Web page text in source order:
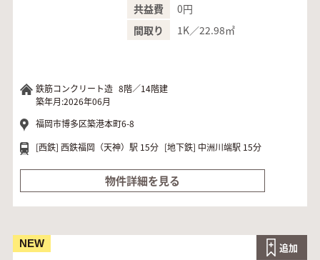
共益費
0円
間取り
1K／22.98㎡
鉄筋コンクリート造 8階／14階建
築年月:2026年06月
福岡市博多区築港本町6-8
[西鉄] 西鉄福岡（天神）駅 15分 [地下鉄] 中洲川端駅 15分
物件詳細を見る
NEW 追加